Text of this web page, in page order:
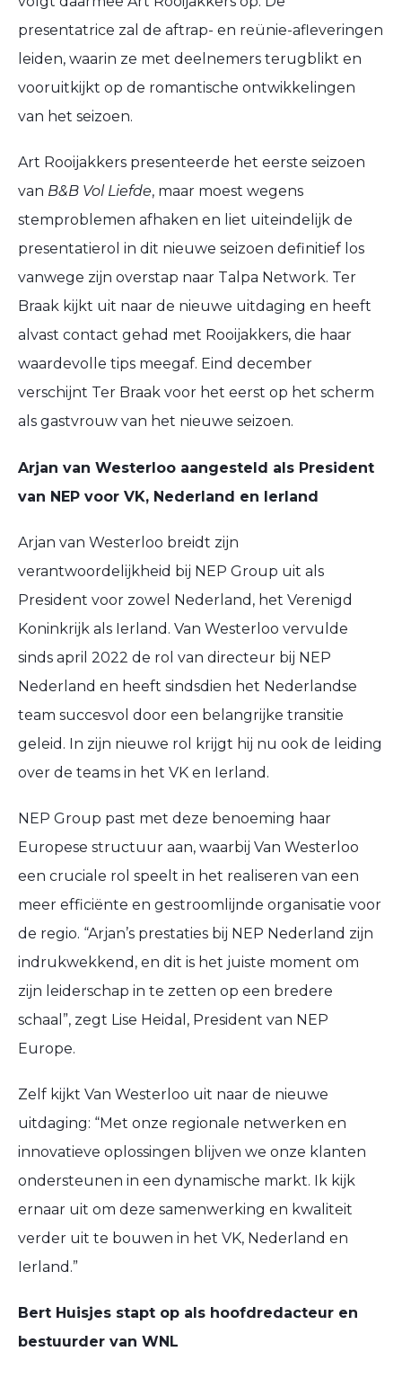
presentatrice zal de aftrap- en reünie-afleveringen
leiden, waarin ze met deelnemers terugblikt en
vooruitkijkt op de romantische ontwikkelingen
van het seizoen.
Art Rooijakkers presenteerde het eerste seizoen
van B&B Vol Liefde, maar moest wegens
stemproblemen afhaken en liet uiteindelijk de
presentatierol in dit nieuwe seizoen definitief los
vanwege zijn overstap naar Talpa Network. Ter
Braak kijkt uit naar de nieuwe uitdaging en heeft
alvast contact gehad met Rooijakkers, die haar
waardevolle tips meegaf. Eind december
verschijnt Ter Braak voor het eerst op het scherm
als gastvrouw van het nieuwe seizoen.
Arjan van Westerloo aangesteld als President
van NEP voor VK, Nederland en Ierland
Arjan van Westerloo breidt zijn
verantwoordelijkheid bij NEP Group uit als
President voor zowel Nederland, het Verenigd
Koninkrijk als Ierland. Van Westerloo vervulde
sinds april 2022 de rol van directeur bij NEP
Nederland en heeft sindsdien het Nederlandse
team succesvol door een belangrijke transitie
geleid. In zijn nieuwe rol krijgt hij nu ook de leiding
over de teams in het VK en Ierland.
NEP Group past met deze benoeming haar
Europese structuur aan, waarbij Van Westerloo
een cruciale rol speelt in het realiseren van een
meer efficiënte en gestroomlijnde organisatie voor
de regio. “Arjan’s prestaties bij NEP Nederland zijn
indrukwekkend, en dit is het juiste moment om
zijn leiderschap in te zetten op een bredere
schaal”, zegt Lise Heidal, President van NEP
Europe.
Zelf kijkt Van Westerloo uit naar de nieuwe
uitdaging: “Met onze regionale netwerken en
innovatieve oplossingen blijven we onze klanten
ondersteunen in een dynamische markt. Ik kijk
ernaar uit om deze samenwerking en kwaliteit
verder uit te bouwen in het VK, Nederland en
Ierland.”
Bert Huisjes stapt op als hoofdredacteur en
bestuurder van WNL